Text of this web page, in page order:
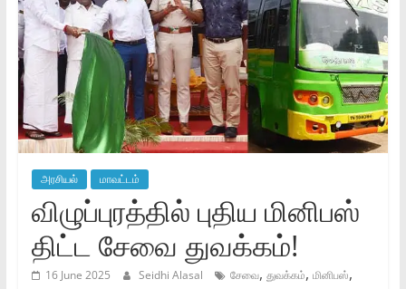
அரசியல் மாவட்டம்
விழுப்புரத்தில் புதிய மினிபஸ்
திட்ட சேவை துவக்கம்!
16 June 2025 Seidhi Alasal சேவை, துவக்கம், மினிபஸ்,